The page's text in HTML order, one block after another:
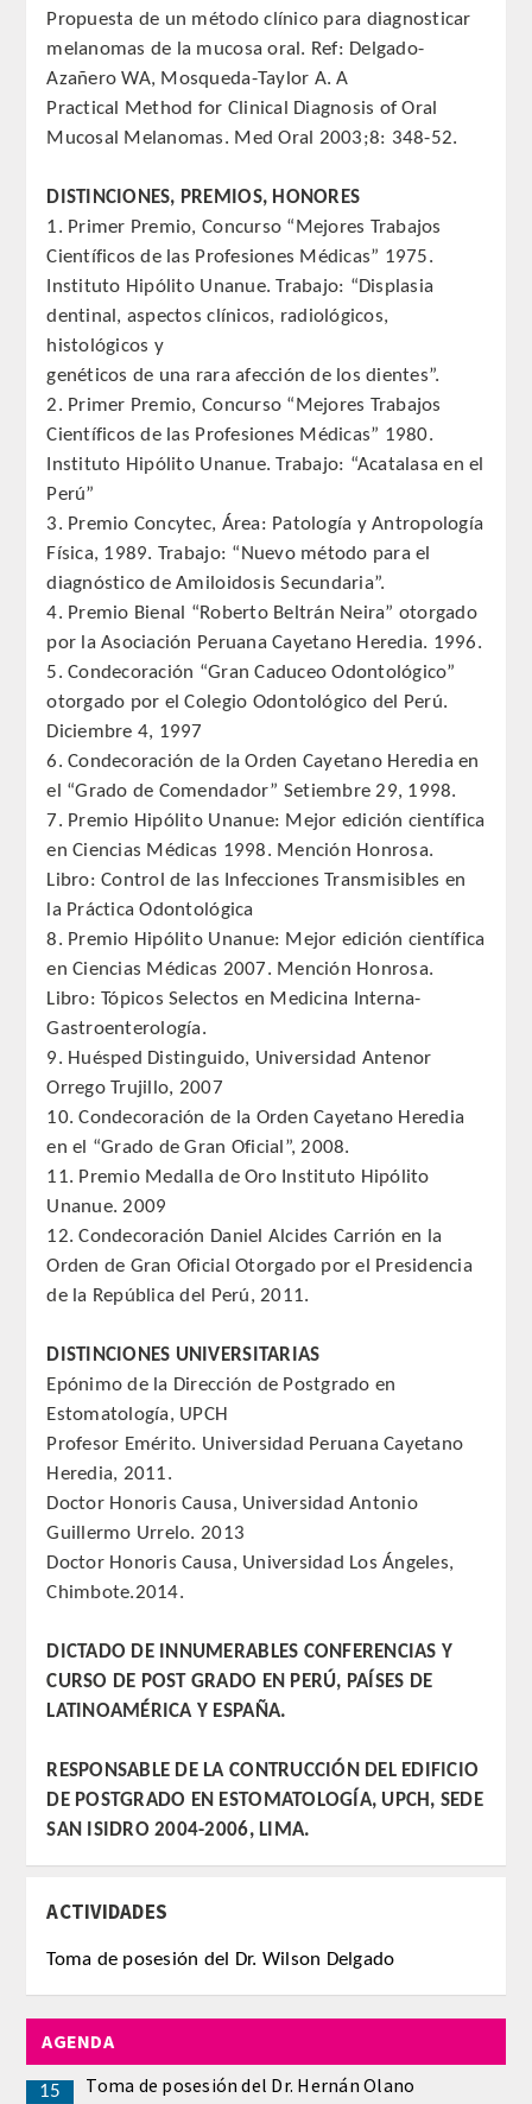
Comunicación
Noticias
Notas de prensa
Artículos de Académicos
CONTACTO
Propuesta de un método clínico para diagnosticar
melanomas de la mucosa oral. Ref: Delgado-
Azañero WA, Mosqueda-Taylor A. A
Practical Method for Clinical Diagnosis of Oral
Mucosal Melanomas. Med Oral 2003;8: 348-52.
DISTINCIONES, PREMIOS, HONORES
1. Primer Premio, Concurso “Mejores Trabajos
Científicos de las Profesiones Médicas” 1975.
Instituto Hipólito Unanue. Trabajo: “Displasia
dentinal, aspectos clínicos, radiológicos,
histológicos y
genéticos de una rara afección de los dientes”.
2. Primer Premio, Concurso “Mejores Trabajos
Científicos de las Profesiones Médicas” 1980.
Instituto Hipólito Unanue. Trabajo: “Acatalasa en el
Perú”
3. Premio Concytec, Área: Patología y Antropología
Física, 1989. Trabajo: “Nuevo método para el
diagnóstico de Amiloidosis Secundaria”.
4. Premio Bienal “Roberto Beltrán Neira” otorgado
por la Asociación Peruana Cayetano Heredia. 1996.
5. Condecoración “Gran Caduceo Odontológico”
otorgado por el Colegio Odontológico del Perú.
Diciembre 4, 1997
6. Condecoración de la Orden Cayetano Heredia en
el “Grado de Comendador” Setiembre 29, 1998.
7. Premio Hipólito Unanue: Mejor edición científica
en Ciencias Médicas 1998. Mención Honrosa.
Libro: Control de las Infecciones Transmisibles en
la Práctica Odontológica
8. Premio Hipólito Unanue: Mejor edición científica
en Ciencias Médicas 2007. Mención Honrosa.
Libro: Tópicos Selectos en Medicina Interna-
Gastroenterología.
9. Huésped Distinguido, Universidad Antenor
Orrego Trujillo, 2007
10. Condecoración de la Orden Cayetano Heredia
en el “Grado de Gran Oficial”, 2008.
11. Premio Medalla de Oro Instituto Hipólito
Unanue. 2009
12. Condecoración Daniel Alcides Carrión en la
Orden de Gran Oficial Otorgado por el Presidencia
de la República del Perú, 2011.
DISTINCIONES UNIVERSITARIAS
Epónimo de la Dirección de Postgrado en
Estomatología, UPCH
Profesor Emérito. Universidad Peruana Cayetano
Heredia, 2011.
Doctor Honoris Causa, Universidad Antonio
Guillermo Urrelo. 2013
Doctor Honoris Causa, Universidad Los Ángeles,
Chimbote.2014.
DICTADO DE INNUMERABLES CONFERENCIAS Y
CURSO DE POST GRADO EN PERÚ, PAÍSES DE
LATINOAMÉRICA Y ESPAÑA.
RESPONSABLE DE LA CONTRUCCIÓN DEL EDIFICIO
DE POSTGRADO EN ESTOMATOLOGÍA, UPCH, SEDE
SAN ISIDRO 2004-2006, LIMA.
ACTIVIDADES
Toma de posesión del Dr. Wilson Delgado
AGENDA
15
Toma de posesión del Dr. Hernán Olano